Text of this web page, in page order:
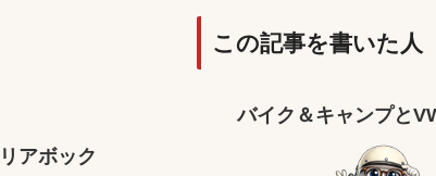
アボック
この記事を書いた人
バイク＆キャンプと